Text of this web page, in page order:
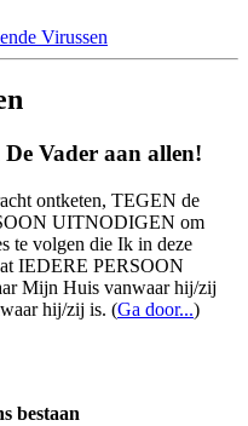
Virussen
Vader aan allen!
ontketen, TEGEN de
UITNODIGEN om
te volgen die Ik in deze
IEDERE PERSOON
Mijn Huis vanwaar hij/zij
hij/zij is. (Ga door...)
bestaan